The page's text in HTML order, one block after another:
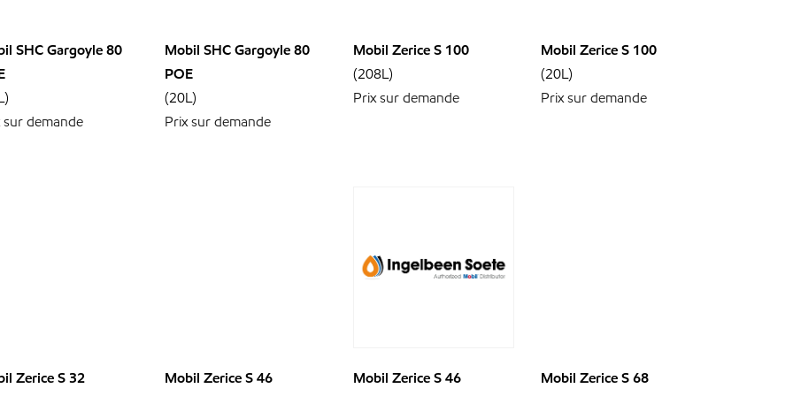
SHC Gargoyle 80
sur demande
Mobil SHC Gargoyle 80
POE
(20L)
Prix sur demande
Mobil Zerice S 100
(208L)
Prix sur demande
Mobil Zerice S 100
(20L)
Prix sur demande
Zerice S 32
Mobil Zerice S 46
Mobil Zerice S 46
Mobil Zerice S 68